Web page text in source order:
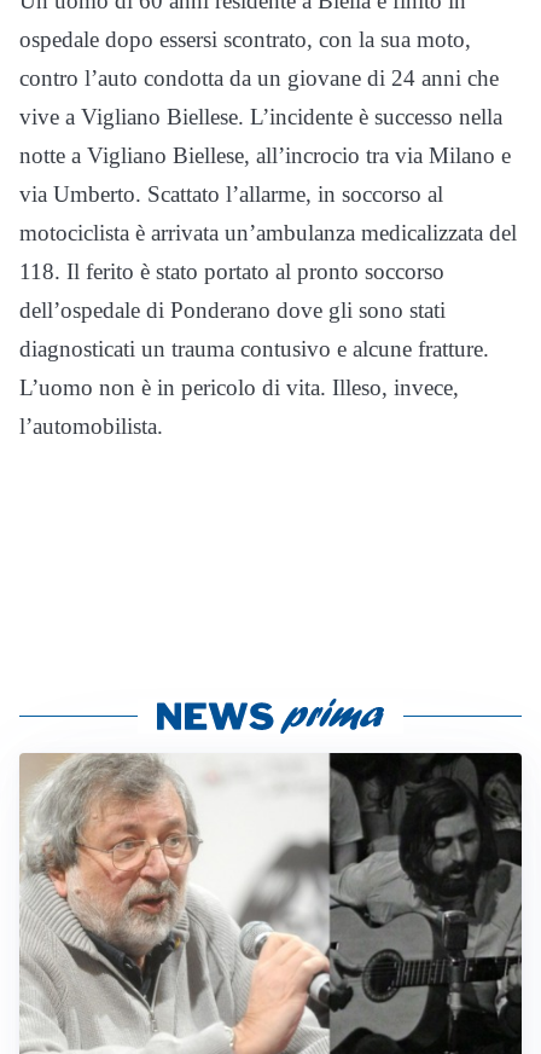
ospedale dopo essersi scontrato, con la sua moto,
contro l’auto condotta da un giovane di 24 anni che
vive a Vigliano Biellese. L’incidente è successo nella
notte a Vigliano Biellese, all’incrocio tra via Milano e
via Umberto. Scattato l’allarme, in soccorso al
motociclista è arrivata un’ambulanza medicalizzata del
118. Il ferito è stato portato al pronto soccorso
dell’ospedale di Ponderano dove gli sono stati
diagnosticati un trauma contusivo e alcune fratture.
L’uomo non è in pericolo di vita. Illeso, invece,
l’automobilista.